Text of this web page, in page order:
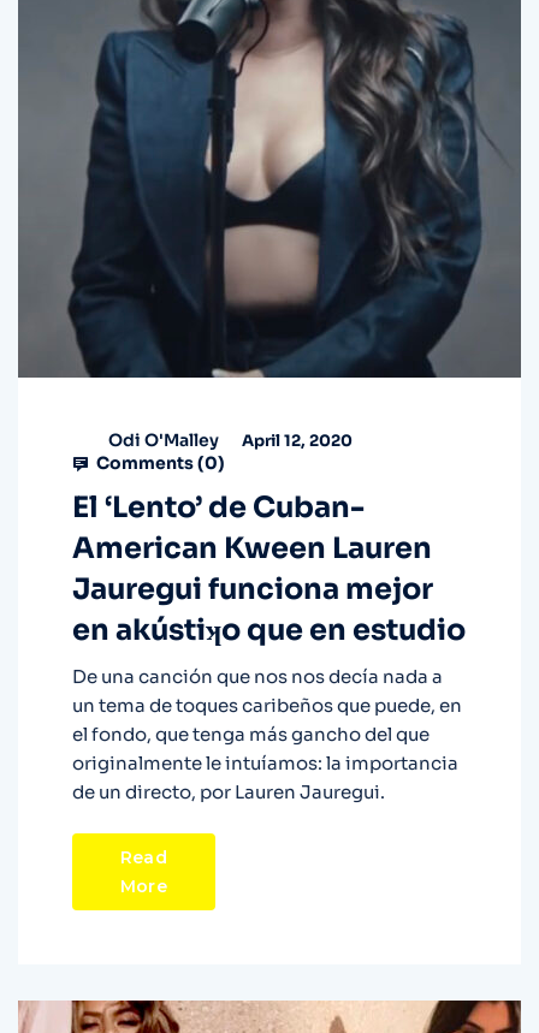
Odi O'Malley April 12, 2020
Comments (0)
El ‘Lento’ de Cuban-
American Kween Lauren
Jauregui funciona mejor
en akústiʞo que en estudio
De una canción que nos nos decía nada a
un tema de toques caribeños que puede, en
el fondo, que tenga más gancho del que
originalmente le intuíamos: la importancia
de un directo, por Lauren Jauregui.
Read
More